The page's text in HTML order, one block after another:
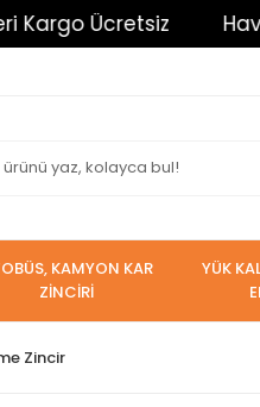
Ücretsiz Havale İle
KAMYON KAR
ZİNCİRİ
YÜK
Zincir